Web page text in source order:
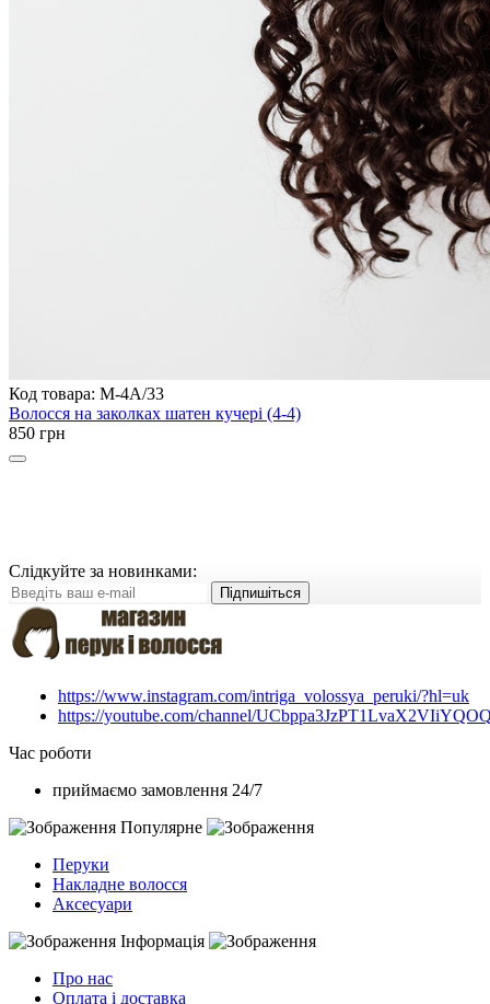
Код товара: M-4A/33
Волосся на заколках шатен кучері (4-4)
850 грн
Слідкуйте за новинками:
Підпишіться
https://www.instagram.com/intriga_volossya_peruki/?hl=uk
https://youtube.com/channel/
Час роботи
приймаємо замовлення 24/7
Популярне
Перуки
Накладне волосся
Аксесуари
Інформація
Про нас
Оплата і доставка